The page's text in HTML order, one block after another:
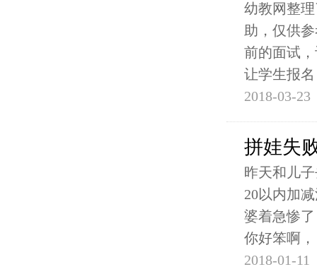
幼教网整
助，仅供
前的面试
让学生报名
2018-03-23
拼娃失
昨天和儿
20以内加
婆着急惨
你好笨啊，
2018-01-11